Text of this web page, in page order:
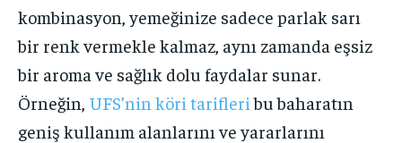
kombinasyon, yemeğinize sadece parlak sarı
bir renk vermekle kalmaz, aynı zamanda eşsiz
bir aroma ve sağlık dolu faydalar sunar.
Örneğin, UFS’nin köri tarifleri bu baharatın
geniş kullanım alanlarını ve yararlarını